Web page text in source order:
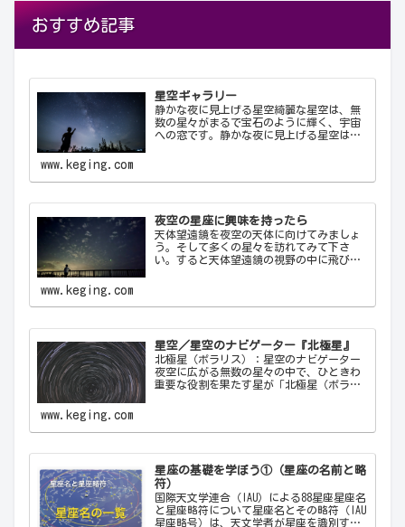
おすすめ記事
星空ギャラリー
静かな夜に見上げる星空綺麗な星空は、無
数の星々がまるで宝石のように輝く、宇宙
への窓です。静かな夜に見上げる星空は、
さと神秘を感…
www.keging.com
夜空の星座に興味を持ったら
天体望遠鏡を夜空の天体に向けてみましょ
う。そして多くの星々を訪れてみて下さ
い。すると天体望遠鏡の視野の中に飛び込
一生の趣味になることでしょう。
www.keging.com
星空／星空のナビゲーター『北極星』
北極星（ポラリス）：星空のナビゲーター
夜空に広がる無数の星々の中で、ひときわ
重要な役割を果たす星が「北極星（ポラリ
では…
www.keging.com
星座の基礎を学ぼう①（星座の名前と略
符）
国際天文学連合（IAU）による88星座星座名
と星座略符について星座名とその略符（IAU
星座略号）は、天文学者が星座を識別する